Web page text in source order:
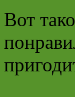
Вот